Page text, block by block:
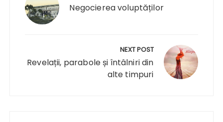
articole Negocierea voluptăților
NEXT POST
Revelații, parabole și întâlniri din
alte timpuri